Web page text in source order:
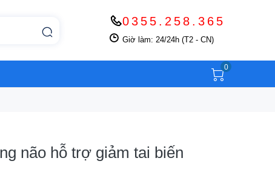
0355.258.365
Giờ làm: 24/24h (T2 - CN)
0
não hỗ trợ giảm tai biến